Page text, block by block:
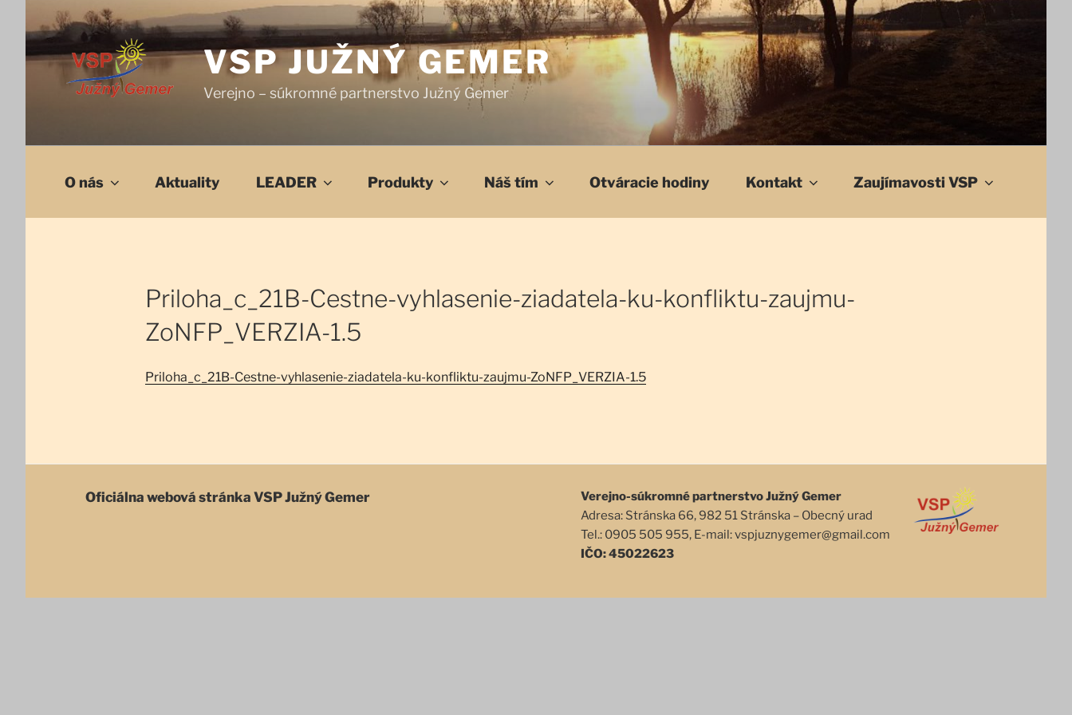
Prejsť
na
VSP JUŽNÝ GEMER
Verejno – súkromné partnerstvo Južný Gemer
O nás Aktuality LEADER Produkty Náš tím Otváracie hodiny Kontakt Zaujímavosti VSP
Priloha_c_21B-Cestne-vyhlasenie-ziadatela-ku-konfliktu-zaujmu-
ZoNFP_VERZIA-1.5
Priloha_c_21B-Cestne-vyhlasenie-ziadatela-ku-konfliktu-zaujmu-ZoNFP_VERZIA-1.5
Oficiálna webová stránkaVSP Južný Gemer
Verejno-súkromné partnerstvo Južný Gemer
Adresa: Stránska 66, 982 51 Stránska – Obecný urad
Tel.: 0905 505 955, E-mail: vspjuznygemer@gmail.com
IČO: 45022623